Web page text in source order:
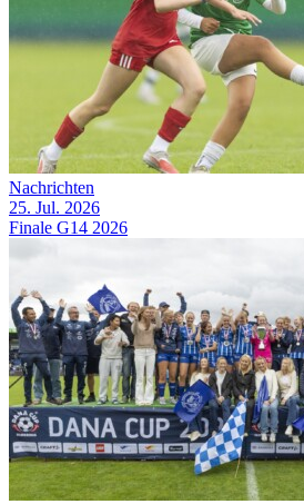
Nachrichten
25. Jul. 2026
Finale G14 2026